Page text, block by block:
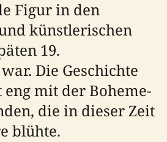
Figur in den
künstlerischen
19.
Die Geschichte
eng mit der Boheme-
die in dieser Zeit
blühte.